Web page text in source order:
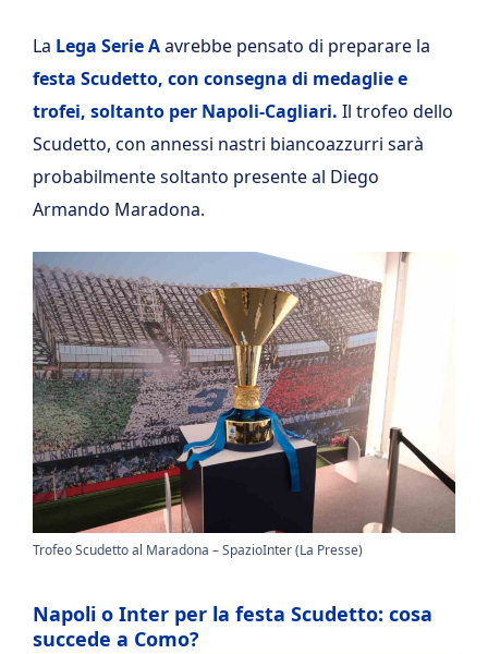
La Lega Serie Aavrebbe pensato di preparare la
festa Scudetto, con consegna di medaglie e
trofei, soltanto per Napoli-Cagliari. Il trofeo dello
Scudetto, con annessi nastri biancoazzurri sarà
probabilmente soltanto presente al Diego
Armando Maradona.
Trofeo Scudetto al Maradona – SpazioInter (La Presse)
Napoli o Inter per la festa Scudetto: cosa
succede a Como?